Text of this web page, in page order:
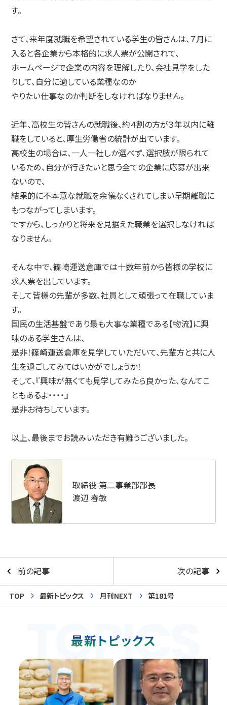
取締役 第二事業部部長
渡辺 春敏
す。
さて、来年度就職を希望されている学生の皆さんは、７月に
入ると各企業から本格的に求人票が公開されて、
ホームページで企業の内容を理解したり、会社見学をした
りして、自分に適している業種なのか
やりたい仕事なのか判断をしなければなりません。
近年、高校生の皆さんの就職後、約４割の方が３年以内に離
職をしていると、厚生労働省の統計が出ています。
高校生の場合は、一人一社しか選べず、選択肢が限られて
いるため、自分が行きたいと思う全ての企業に応募が出来
ないので、
結果的に不本意な就職を余儀なくされてしまい早期離職に
もつながってしまいます。
ですから、しっかりと将来を見据えた職業を選択しなければ
なりません。
そんな中で、篠崎運送倉庫では十数年前から皆様の学校に
求人票を出しています。
そして皆様の先輩が多数、社員として頑張って在職していま
す。
国民の生活基盤であり最も大事な業種である【物流】に興
味のある学生さんは、
是非！篠崎運送倉庫を見学していただいて、先輩方と共に人
生を過ごしてみてはいかがでしょうか！
そして、『興味が無くても見学してみたら良かった、なんてこ
ともあるよ・・・・』
是非お待ちしています。
以上、最後までお読みいただき有難うございました。
前の記事 次の記事
TOP 最新トピックス 月刊NEXT 第181号
最新トピックス